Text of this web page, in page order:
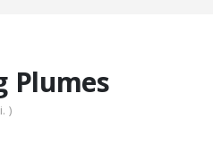
Plumes
)